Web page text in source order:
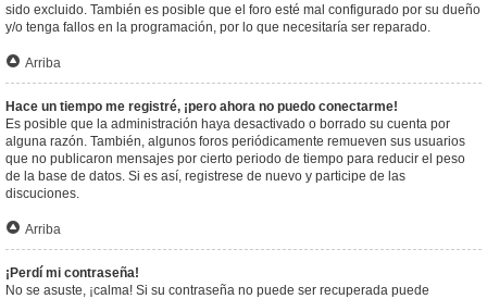
sido excluido. También es posible que el foro esté mal configurado por su dueño
y/o tenga fallos en la programación, por lo que necesitaría ser reparado.
Arriba
Hace un tiempo me registré, ¡pero ahora no puedo conectarme!
Es posible que la administración haya desactivado o borrado su cuenta por
alguna razón. También, algunos foros periódicamente remueven sus usuarios
que no publicaron mensajes por cierto periodo de tiempo para reducir el peso
de la base de datos. Si es así, registrese de nuevo y participe de las
discuciones.
Arriba
¡Perdí mi contraseña!
No se asuste, ¡calma! Si su contraseña no puede ser recuperada puede